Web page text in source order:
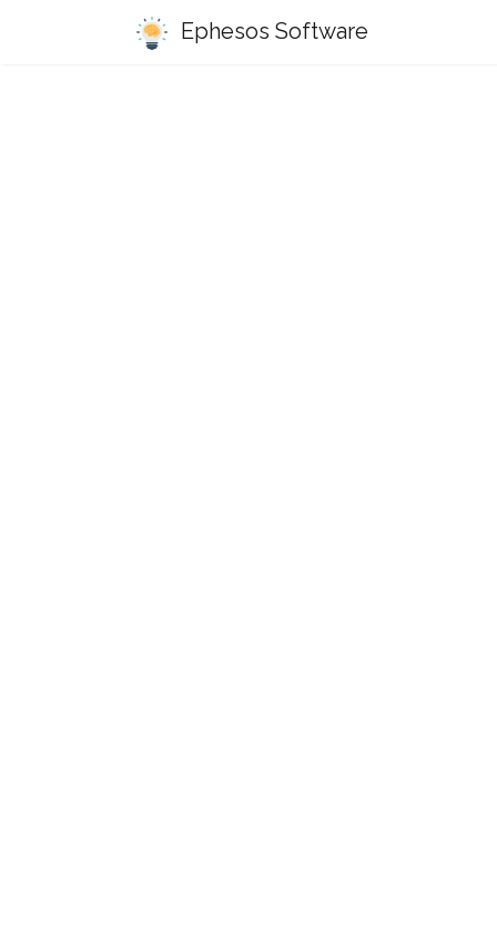
Ephesos Software